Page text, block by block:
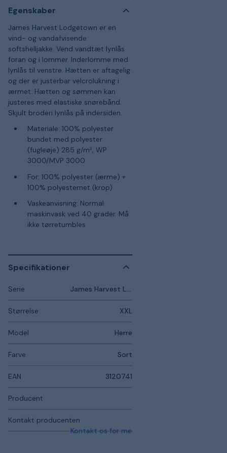
Egenskaber
James Harvest Lodgetown er en
vind- og vandafvisende
softshelljakke. Vend vandtæt lynlås
foran og i lommer. Inderlomme med
lynlås til venstre. Hætten er aftagelig
og der er justerbar velcrolukning i
ærmet. Hætten og sømmen kan
justeres med elastiske snørebånd.
Skjult broderi lynlås på indersiden.
Materiale: 100% polyester
bundet med polyester
(fugleøje) 285 g/m², WP
3000/MVP 3000
For: 100% polyester (ærme) +
100% polyesternet (krop)
Vaskeanvisning: Normal
maskinvask ved 40 grader. Må
ikke tørretumbles
Specifikationer
Serie James Harvest Lodgetown
Størrelse XXL
Model Herre
Farve Sort
EAN 3120741
Producent
Kontakt producenten
Kontakt os for mere information